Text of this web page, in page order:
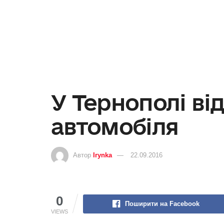
У Тернополі
автомобіля
Автор Irynka 22.09.2016
0
VIEWS
Поширити на Facebook